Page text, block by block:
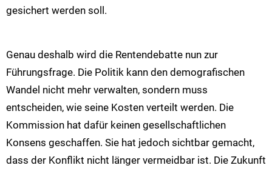
gesichert werden soll.
Genau deshalb wird die Rentendebatte nun zur
Führungsfrage. Die Politik kann den demografischen
Wandel nicht mehr verwalten, sondern muss
entscheiden, wie seine Kosten verteilt werden. Die
Kommission hat dafür keinen gesellschaftlichen
Konsens geschaffen. Sie hat jedoch sichtbar gemacht,
dass der Konflikt nicht länger vermeidbar ist. Die Zukunft